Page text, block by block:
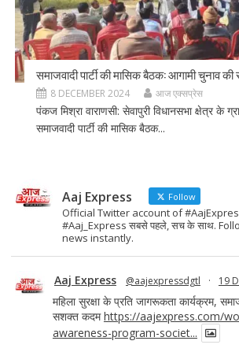
समाजवादी पार्टी की मासिक बैठक: आगामी चुनाव की
8 DECEMBER 2024 आज एक्सप्रेस
पंकज मिश्रा वाराणसी: सेवापुरी विधानसभा क्षेत्र के
समाजवादी पार्टी की मासिक बैठक...
Aaj Express Follow
Official Twitter account of
#Aaj_Express सबसे पहले, सच के साथ.
news instantly.
Aaj Express @aajexpressdgtl · 19
महिला सुरक्षा के प्रति जागरूकता कार्यक्रम,
सशक्त कदमhttps://aajexpress.com/
awareness-program-societ...